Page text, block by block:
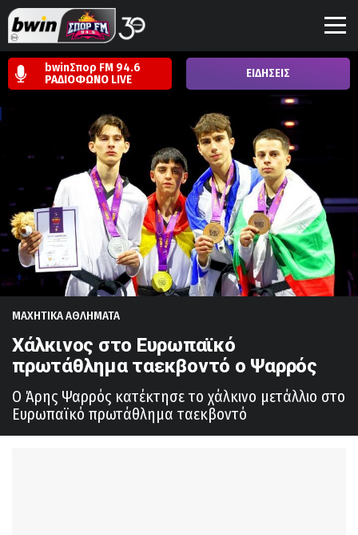
bwinΣπορ FM 94.6
ΡΑΔΙΟΦΩΝΟ LIVE ΕΙΔΗΣΕΙΣ
ΜΑΧΗΤΙΚΑ ΑΘΛΗΜΑΤΑ
Χάλκινος στο Ευρωπαϊκό
πρωτάθλημα ταεκβοντό ο Ψαρρός
Ο Άρης Ψαρρός κατέκτησε το χάλκινο μετάλλιο στο
Ευρωπαϊκό πρωτάθλημα ταεκβοντό